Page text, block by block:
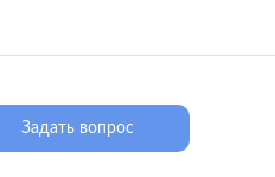
Задать вопрос